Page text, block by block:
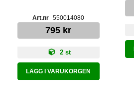
550014080
795 kr
2 st
LÄGG I VARUKORGEN